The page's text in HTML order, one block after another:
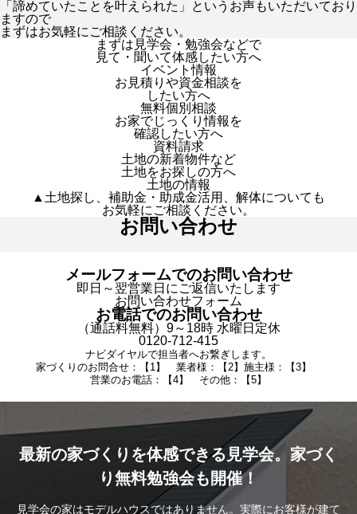
「諦めていたことを叶えられた」というお声もいただいており
ますので
まずはお気軽にご相談ください。
まずは見学会・勉強会などで
見て・聞いて体感したい方へ
イベント情報
お見積りや資金相談を
したい方へ
無料個別相談
お家でじっくり情報を
確認したい方へ
資料請求
土地の新着物件など
土地をお探しの方へ
土地の情報
▲土地探し、補助金・助成金活用、解体についても
お気軽にご相談ください。
お問い合わせ
メールフォームでのお問い合わせ
即日～翌営業日にご返信いたします
お問い合わせフォーム
お電話でのお問い合わせ
（通話料無料）9～18時 水曜日定休
0120-712-415
ナビダイヤルで担当者へお繋ぎします。
家づくりのお問合せ：【1】 業者様：【2】施主様：【3】
営業のお電話：【4】 その他：【5】
最新の家づくりを体感できる見学会。家づく
り無料勉強会も開催！
見学会の家はモデルハウスではありません。実際にお客様が建て